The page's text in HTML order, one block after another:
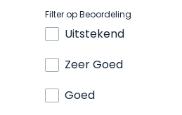
Filter op Beoordeling
Uitstekend
Zeer Goed
Goed